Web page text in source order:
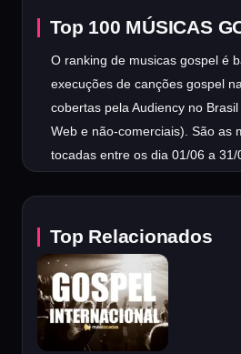
Top 100 MÚSICAS
O ranking de musicas gospel é
execuções de canções gospel
cobertas pela Audiency no Brasil
Web e não-comerciais). São as
tocadas entre os dia 01/06 a 31/
Top Relacionados